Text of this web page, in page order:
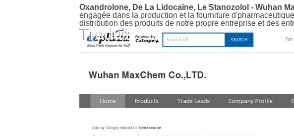
Oxandrolone, De La Lidocaïne, Le Stanozolol - Wuhan
engagée dans la production et la fourniture
distribution des produits de notre propre entreprise et des